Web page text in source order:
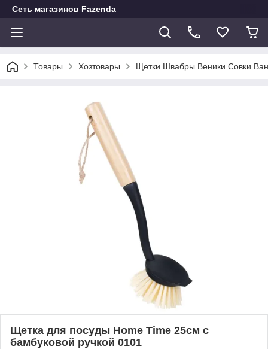
Сеть магазинов Fazenda
Товары Хозтовары Щетки Швабры Веники Совки
Щетка для посуды Home Time 25см с
бамбуковой ручкой 0101